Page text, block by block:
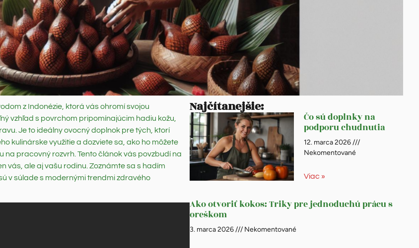
z Indonézie, ktorá vás ohromí svojou
vzhľad s povrchom pripomínajúcim hadiu kožu,
Je to ideálny ovocný doplnok pre tých, ktorí
kulinárske využitie a dozviete sa, ako ho môžete
pracovný rozvrh. Tento článok vás povzbudí na
vás, ale aj vašu rodinu. Zoznámte sa s hadím
v súlade s modernými trendmi zdravého
Najčítanejšie:
Čo sú doplnky na
podporu chudnutia
12. marca 2026
Nekomentované
Viac »
Ako otvoriť kokos: Triky pre jednoduchú prácu s
oreškom
3. marca 2026 Nekomentované